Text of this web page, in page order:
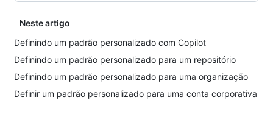
Neste artigo
Definindo um padrão personalizado com Copilot
Definindo um padrão personalizado para um repositório
Definindo um padrão personalizado para uma organização
Definir um padrão personalizado para uma conta corporativa